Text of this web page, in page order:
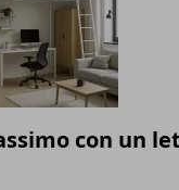
con un